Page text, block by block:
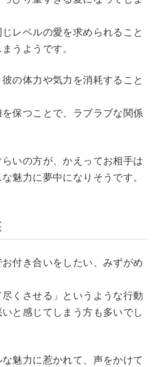
レベルの愛を求められること
うようです。
の体力や気力を消耗すること
保つことで、ラブラブな関係
いの方が、かえってお相手は
魅力に夢中になりそうです。
付き合いをしたい、みずがめ
尽くさせる」というような行動
と感じてしまう方も多いでし
魅力に惹かれて、声をかけて